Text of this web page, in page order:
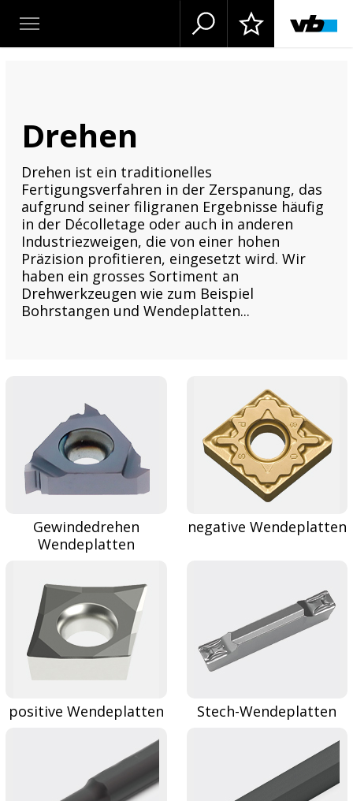
Drehen
Drehen ist ein traditionelles
Fertigungsverfahren in der Zerspanung, das
aufgrund seiner filigranen Ergebnisse häufig
in der Décolletage oder auch in anderen
Industriezweigen, die von einer hohen
Präzision profitieren, eingesetzt wird. Wir
haben ein grosses Sortiment an
Drehwerkzeugen wie zum Beispiel
Bohrstangen und Wendeplatten...
Gewindedrehen
Wendeplatten
negative Wendeplatten
positive Wendeplatten Stech-Wendeplatten